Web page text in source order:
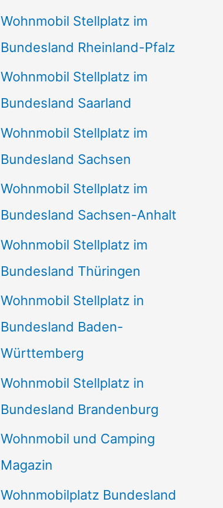
Wohnmobil Stellplatz im
Bundesland Rheinland-Pfalz
Wohnmobil Stellplatz im
Bundesland Saarland
Wohnmobil Stellplatz im
Bundesland Sachsen
Wohnmobil Stellplatz im
Bundesland Sachsen-Anhalt
Wohnmobil Stellplatz im
Bundesland Thüringen
Wohnmobil Stellplatz in
Bundesland Baden-
Württemberg
Wohnmobil Stellplatz in
Bundesland Brandenburg
Wohnmobil und Camping
Magazin
Wohnmobilplatz Bundesland